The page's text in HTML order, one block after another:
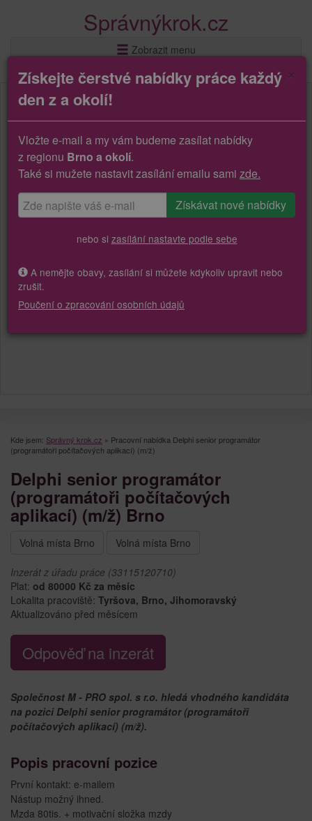
Správnýkrok.cz
Zobrazit menu
Kde jsem: Správný krok.cz » Pracovní nabídka Delphi senior programátor
(programátoři počítačových aplikací) (m/ž)
Delphi senior programátor
(programátoři počítačových
aplikací) (m/ž) Brno
Volná místa Brno Volná místa Brno
Inzerát z úřadu práce (33115120710)
Plat: od 80000 Kč za měsíc
Lokalita pracoviště: Tyršova, Brno, Jihomoravský
Aktualizováno před měsícem
Odpověď na inzerát
Společnost M - PRO spol. s r.o. hledá vhodného kandidáta
na pozici Delphi senior programátor (programátoři
počítačových aplikací) (m/ž).
Popis pracovní pozice
První kontakt: e-mailem
Nástup možný ihned.
Mzda 80tis. + motivační složka mzdy
Získejte čerstvé nabídky práce každý
den z a okolí!
Vložte e-mail a my vám budeme zasílat nabídky
z regionu Brno a okolí.
Také si mužete nastavit zasílání emailu sami zde.
nebo si zasílání nastavte podle sebe
A nemějte obavy, zasílání si můžete kdykoliv upravit nebo
zrušit.
Poučení o zpracování osobních údajů